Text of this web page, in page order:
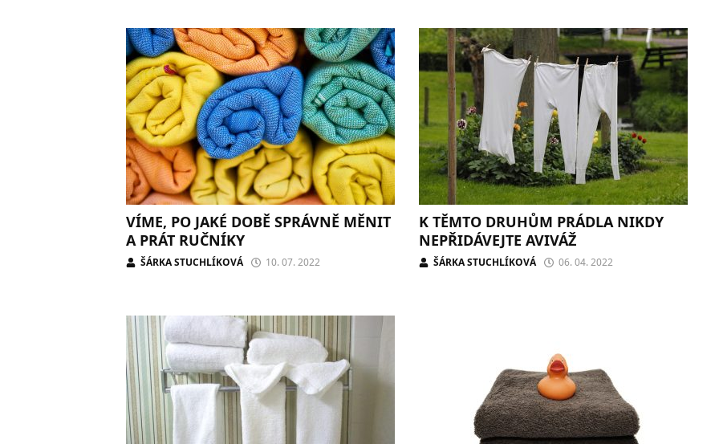
VÍME, PO JAKÉ DOBĚ SPRÁVNĚ MĚNIT
A PRÁT RUČNÍKY
ŠÁRKA STUCHLÍKOVÁ 10. 07. 2022
K TĚMTO DRUHŮM PRÁDLA NIKDY
NEPŘIDÁVEJTE AVIVÁŽ
ŠÁRKA STUCHLÍKOVÁ 06. 04. 2022